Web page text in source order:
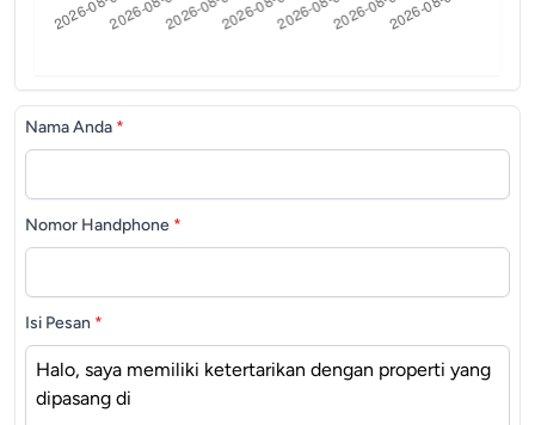
Nama Anda *
Nomor Handphone *
Isi Pesan *